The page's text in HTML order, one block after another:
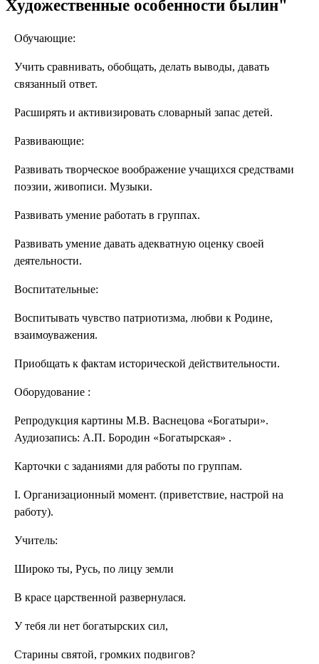
Художественные особенности былин"
Обучающие:
Учить сравнивать, обобщать, делать выводы, давать
связанный ответ.
Расширять и активизировать словарный запас детей.
Развивающие:
Развивать творческое воображение учащихся средствами
поэзии, живописи. Музыки.
Развивать умение работать в группах.
Развивать умение давать адекватную оценку своей
деятельности.
Воспитательные:
Воспитывать чувство патриотизма, любви к Родине,
взаимоуважения.
Приобщать к фактам исторической действительности.
Оборудование :
Репродукция картины М.В. Васнецова «Богатыри».
Аудиозапись: А.П. Бородин «Богатырская» .
Карточки с заданиями для работы по группам.
І. Организационный момент. (приветствие, настрой на
работу).
Учитель:
Широко ты, Русь, по лицу земли
В красе царственной развернулася.
У тебя ли нет богатырских сил,
Старины святой, громких подвигов?